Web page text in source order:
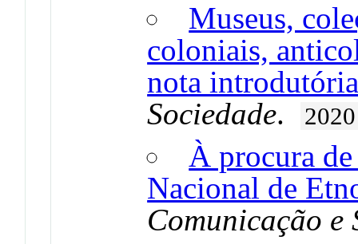
Museus,
coloniais,
nota
Sociedade. 2020
À procura
Nacional de
Comunicação e